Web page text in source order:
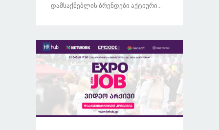
Დამსაქმებლის Ბრენდები Აქტიური...